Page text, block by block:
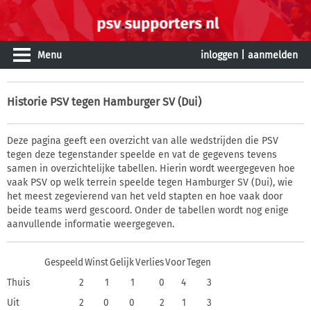
Menu inloggen aanmelden
Historie PSV tegen Hamburger SV (Dui)
Deze pagina geeft een overzicht van alle wedstrijden die PSV
tegen deze tegenstander speelde en vat de gegevens tevens
samen in overzichtelijke tabellen. Hierin wordt weergegeven hoe
vaak PSV op welk terrein speelde tegen Hamburger SV (Dui), wie
het meest zegevierend van het veld stapten en hoe vaak door
beide teams werd gescoord. Onder de tabellen wordt nog enige
aanvullende informatie weergegeven.
Gespeeld WinstGelijkVerliesVoorTegen
Thuis
2 1 1 0 4
3
Uit
2 0 0 2 1
3